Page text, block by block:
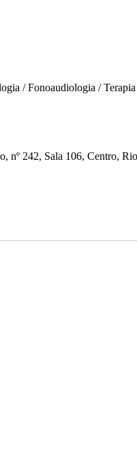
/ Fonoaudiologia /
nº 242, Sala 106, Centro,